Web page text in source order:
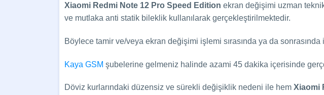
Xiaomi Redmi Note 12 Pro Speed Edition ekran değişimi uzman
ve mutlaka anti statik bileklik kullanılarak gerçekleştirilmektedir.
Böylece tamir ve/veya ekran değişimi işlemi sırasında ya da
Kaya GSM şubelerine gelmeniz halinde azami 45 dakika içerisinde
Döviz kurlarındaki düzensiz ve sürekli değişiklik nedeni ile hem Xiaomi